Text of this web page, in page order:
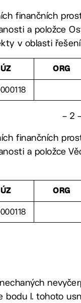
finančních
a položce
v oblasti
ÚZ ORG
– 2
finančních
a položce
ÚZ ORG
bodu I. tohoto